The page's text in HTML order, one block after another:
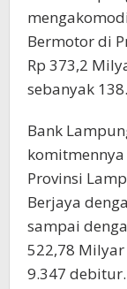
Bermotor di
Rp 373,2
sebanyak
Bank
Provinsi
Berjaya
sampai
522,78
9.347 debitur.